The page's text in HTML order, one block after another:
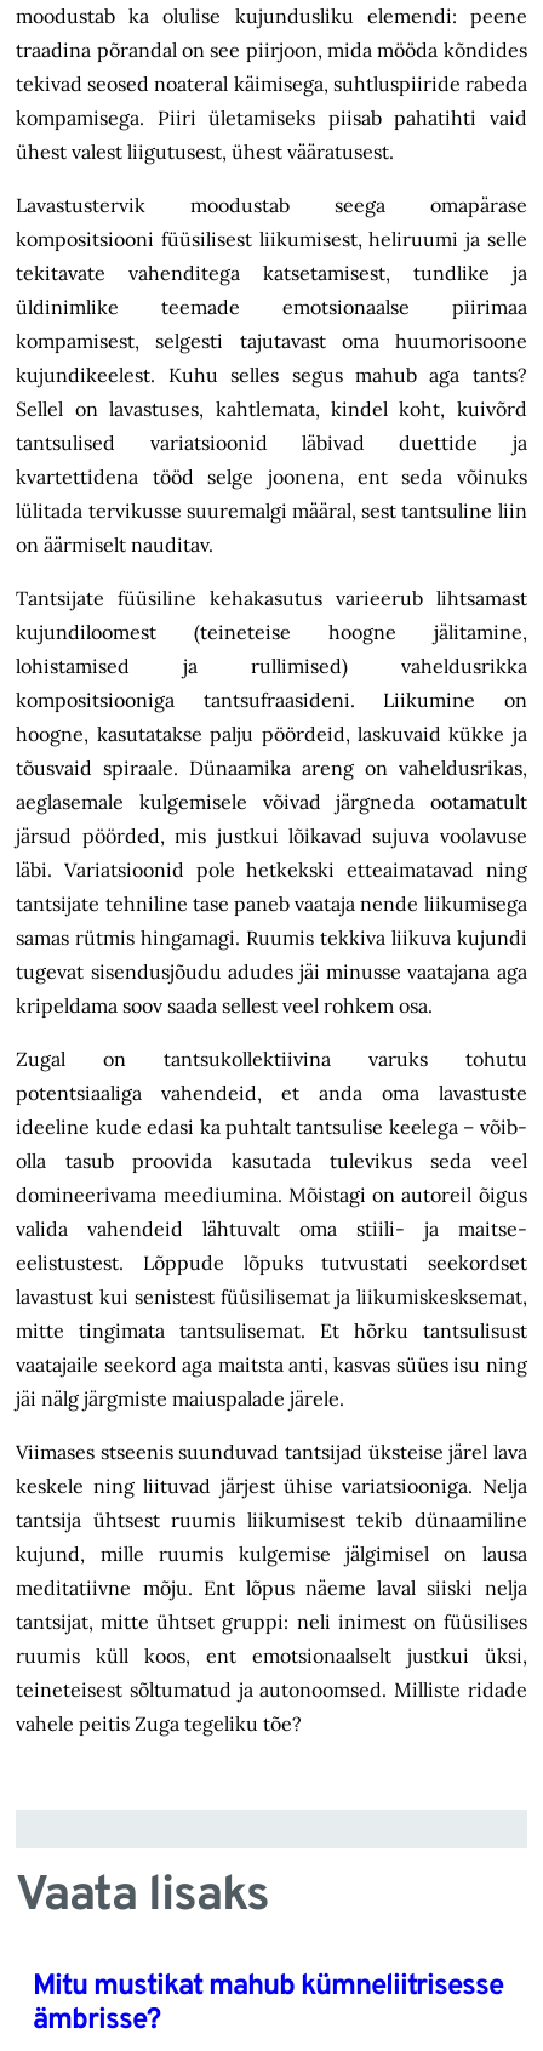
moodustab ka olulise kujundusliku elemendi: peene
traadina põrandal on see piirjoon, mida mööda kõndides
tekivad seosed noateral käimisega, suhtluspiiride rabeda
kompamisega. Piiri ületamiseks piisab pahatihti vaid
ühest valest liigutusest, ühest vääratusest.
Lavastustervik moodustab seega omapärase
kompositsiooni füüsilisest liikumisest, heliruumi ja selle
tekitavate vahenditega katsetamisest, tundlike ja
üldinimlike teemade emotsionaalse piirimaa
kompamisest, selgesti tajutavast oma huumorisoone
kujundikeelest. Kuhu selles segus mahub aga tants?
Sellel on lavastuses, kahtlemata, kindel koht, kuivõrd
tantsulised variatsioonid läbivad duettide ja
kvartettidena tööd selge joonena, ent seda võinuks
lülitada tervikusse suuremalgi määral, sest tantsuline liin
on äärmiselt nauditav.
Tantsijate füüsiline kehakasutus varieerub lihtsamast
kujundiloomest (teineteise hoogne jälitamine,
lohistamised ja rullimised) vaheldusrikka
kompositsiooniga tantsufraasideni. Liikumine on
hoogne, kasutatakse palju pöördeid, laskuvaid kükke ja
tõusvaid spiraale. Dünaamika areng on vaheldusrikas,
aeglasemale kulgemisele võivad järgneda ootamatult
järsud pöörded, mis justkui lõikavad sujuva voolavuse
läbi. Variatsioonid pole hetkekski etteaimatavad ning
tantsijate tehniline tase paneb vaataja nende liikumisega
samas rütmis hingamagi. Ruumis tekkiva liikuva kujundi
tugevat sisendusjõudu adudes jäi minusse vaatajana aga
kripeldama soov saada sellest veel rohkem osa.
Zugal on tantsukollektiivina varuks tohutu
potentsiaaliga vahendeid, et anda oma lavastuste
ideeline kude edasi ka puhtalt tantsulise keelega – võib-
olla tasub proovida kasutada tulevikus seda veel
domineerivama meediumina. Mõistagi on autoreil õigus
valida vahendeid lähtuvalt oma stiili- ja maitse-
eelistustest. Lõppude lõpuks tutvustati seekordset
lavastust kui senistest füüsilisemat ja liikumiskesksemat,
mitte tingimata tantsulisemat. Et hõrku tantsulisust
vaatajaile seekord aga maitsta anti, kasvas süües isu ning
jäi nälg järgmiste maiuspalade järele.
Viimases stseenis suunduvad tantsijad üksteise järel lava
keskele ning liituvad järjest ühise variatsiooniga. Nelja
tantsija ühtsest ruumis liikumisest tekib dünaamiline
kujund, mille ruumis kulgemise jälgimisel on lausa
meditatiivne mõju. Ent lõpus näeme laval siiski nelja
tantsijat, mitte ühtset gruppi: neli inimest on füüsilises
ruumis küll koos, ent emotsionaalselt justkui üksi,
teineteisest sõltumatud ja autonoomsed. Milliste ridade
vahele peitis Zuga tegeliku tõe?
Vaata lisaks
Mitu mustikat mahub kümneliitrisesse
ämbrisse?